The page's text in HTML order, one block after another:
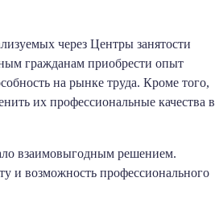
через Центры занятости
гражданам приобрести опыт
на рынке труда. Кроме того,
их профессиональные качества в
взаимовыгодным решением.
и возможность профессионального